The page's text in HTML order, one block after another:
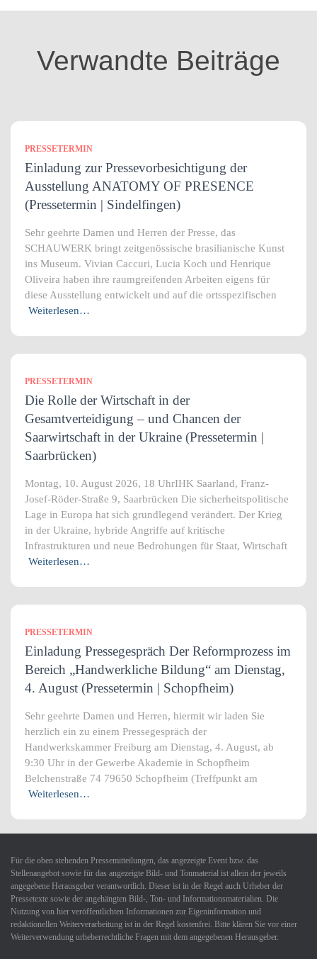
o
Verwandte Beiträge
PRESSETERMIN
Einladung zur Pressevorbesichtigung der
Ausstellung ANATOMY OF PRESENCE
(Pressetermin | Sindelfingen)
Sehr geehrte Damen und Herren der Presse, das
SCHAUWERK bringt zeitgenössische brasilianische Kunst
ins Museum. Vivian Caccuri, Lucia Koch und Henrique
Oliveira haben ihre raumgreifenden Arbeiten eigens für
diese Ausstellung entwickelt und auf die ortsspezifischen
Weiterlesen…
PRESSETERMIN
Die Rolle der Wirtschaft in der
Gesamtverteidigung – und Chancen der
Saarwirtschaft in der Ukraine (Pressetermin |
Saarbrücken)
Montag, 10. August 2026, 18 UhrIHK Saarland, Franz-
Josef-Röder-Straße 9, Saarbrücken Die sicherheitspolitische
Lage in Europa hat sich grundlegend verändert. Der Krieg
in der Ukraine, hybride Angriffe auf kritische
Infrastrukturen und neue Bedrohungen für Staat, Wirtschaft
Weiterlesen…
PRESSETERMIN
Einladung Pressegespräch Der Reformprozess im
Bereich „Handwerkliche Bildung“ am Dienstag,
4. August (Pressetermin | Schopfheim)
Sehr geehrte Damen und Herren, hiermit wir laden Sie
herzlich ein zu einem Pressegespräch der
Handwerkskammer Freiburg am Dienstag, 4. August, ab
9:30 Uhr in der Gewerbe Akademie in Schopfheim
Belchenstraße 74 79650 Schopfheim (Treffpunkt am
Weiterlesen…
Für die oben stehenden Pressemitteilungen, das angezeigte Event bzw. das
Stellenangebot sowie für das angezeigte Bild- und Tonmaterial ist allein der jeweils
angegebene Herausgeber verantwortlich. Dieser ist in der Regel auch Urheber der
Pressetexte sowie der angehängten Bild-, Ton- und Informationsmaterialien. Die
Nutzung von hier veröffentlichten Informationen zur Eigeninformation und
redaktionellen Weiterverarbeitung ist in der Regel kostenfrei. Bitte klären Sie vor einer
Weiterverwendung urheberrechtliche Fragen mit dem angegebenen Herausgeber.